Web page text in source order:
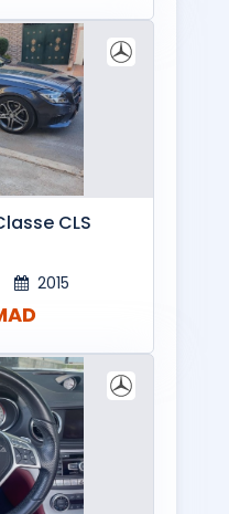
CLS
2015